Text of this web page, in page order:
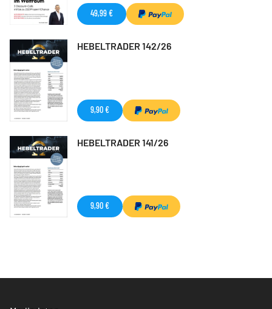
49,99 €
HEBELTRADER 142/26
9,90 €
HEBELTRADER 141/26
9,90 €